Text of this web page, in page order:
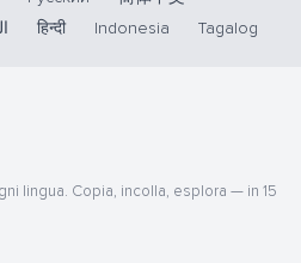
हिन्दी Indonesia Tagalog
lingua. Copia, incolla, esplora — in 15